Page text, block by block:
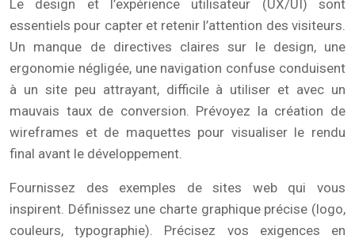
Le design et l’expérience utilisateur (UX/UI) sont
essentiels pour capter et retenir l’attention des visiteurs.
Un manque de directives claires sur le design, une
ergonomie négligée, une navigation confuse conduisent
à un site peu attrayant, difficile à utiliser et avec un
mauvais taux de conversion. Prévoyez la création de
wireframes et de maquettes pour visualiser le rendu
final avant le développement.
Fournissez des exemples de sites web qui vous
inspirent. Définissez une charte graphique précise (logo,
couleurs, typographie). Précisez vos exigences en